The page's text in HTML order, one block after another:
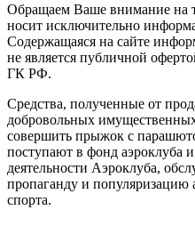
Обращаем Ваше внимание на
носит исключительно
Содержащаяся на сайте
не является публичной
ГК РФ.
Средства, полученные от
добровольных
совершить прыжок с
поступают в фонд аэроклуба
деятельности Аэроклуба,
пропаганду и популяризацию
спорта.